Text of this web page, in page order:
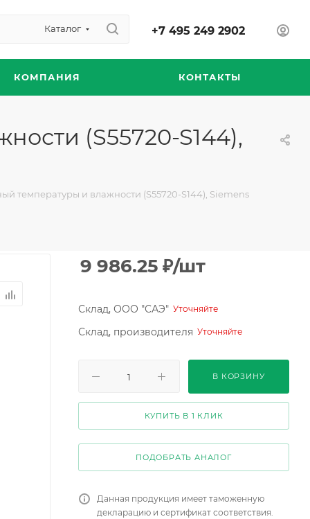
Каталог +7 495 249 2902
КОМПАНИЯ КОНТАКТЫ
(S55720-S144),
температуры и влажности (S55720-S144), Siemens
9 986.25 ₽/шт
Склад, ООО "САЭ" Уточняйте
Склад, производителя Уточняйте
В КОРЗИНУ
КУПИТЬ В 1 КЛИК
ПОДОБРАТЬ АНАЛОГ
Данная продукция имеет таможенную
декларацию и сертификат соответствия.